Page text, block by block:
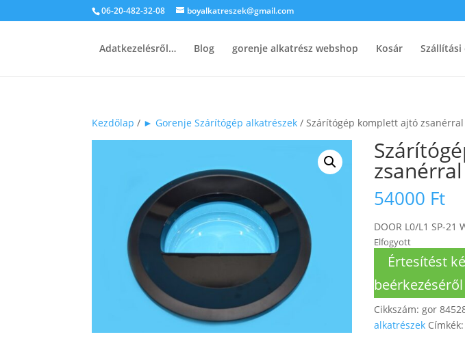
06-20-482-32-08 boyalkatreszek@gmail.com
Adatkezelésről… Blog gorenje alkatrész webshop Kosár Szállítási
Kezdőlap / ► Gorenje Szárítógép alkatrészek / Szárítógép komplett ajtó zsanérral
54000 Ft
DOOR L0/L1 SP-21
Elfogyott
Értesítést
beérkezéséről
Cikkszám:gor
alkatrészek